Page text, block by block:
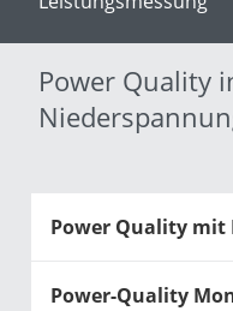
Power Quality
Power Quality mit
Power-Quality